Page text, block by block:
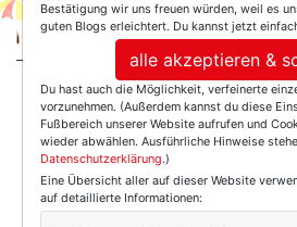
For Women.
Einträge
Tag:
Bestätigung wir uns freuen würden, weil es
guten Blogs erleichtert. Du kannst jetzt
alle akzeptieren &
Du hast auch die Möglichkeit, verfeinerte
vorzunehmen. (Außerdem kannst du diese
Fußbereich unserer Website aufrufen und
wieder abwählen. Ausführliche Hinweise
Datenschutzerklärung.)
Eine Übersicht aller auf dieser Website
auf detaillierte Informationen: